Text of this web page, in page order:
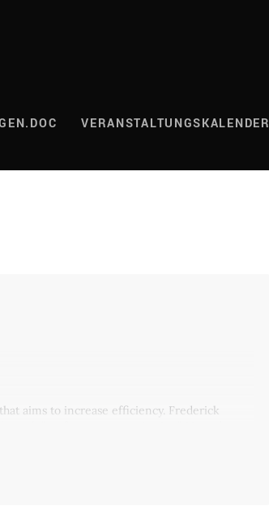
VERANSTALTUNGSKALENDER
aims to increase efficiency. Frederick
work in our homes?